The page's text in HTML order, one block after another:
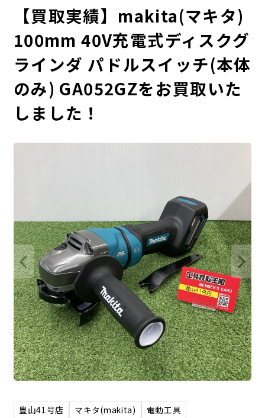
【買取実績】makita(マキタ)
100mm 40V充電式ディスクグ
ラインダ パドルスイッチ(本体
のみ) GA052GZをお買取いた
しました！
豊山41号店 マキタ(makita)
電動工具